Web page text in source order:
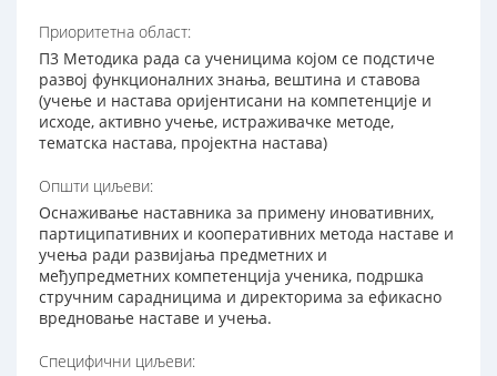
Приоритетна област:
П3 Методика рада са ученицима којом се подстиче
развој функционалних знања, вештина и ставова
(учење и настава оријентисани на компетенције и
исходе, активно учење, истраживачке методе,
тематска настава, пројектна настава)
Општи циљеви:
Оснаживање наставника за примену иновативних,
партиципативних и кооперативних метода наставе и
учења ради развијања предметних и
међупредметних компетенција ученика, подршка
стручним сарадницима и директорима за ефикасно
вредновање наставе и учења.
Специфични циљеви: